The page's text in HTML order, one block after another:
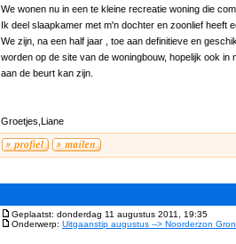
We wonen nu in een te kleine recreatie woning die
Ik deel slaapkamer met m'n dochter en zoonlief heeft
We zijn, na een half jaar , toe aan definitieve en
worden op de site van de woningbouw, hopelijk ook
aan de beurt kan zijn.
Groetjes,Liane
Geplaatst: donderdag 11 augustus 2011, 19:35
Onderwerp: Uitgaanstip augustus --> Noorderzon